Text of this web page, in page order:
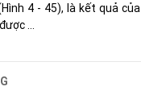
4 - 45), là kết quả của
...